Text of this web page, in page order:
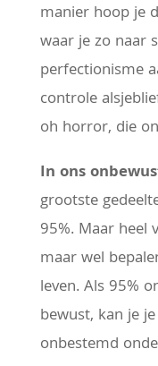
manier hoop je
waar je zo naar
perfectionisme
controle
oh horror, die
In ons
grootste
95%. Maar heel
maar wel
leven. Als 95%
bewust, kan je
onbestemd